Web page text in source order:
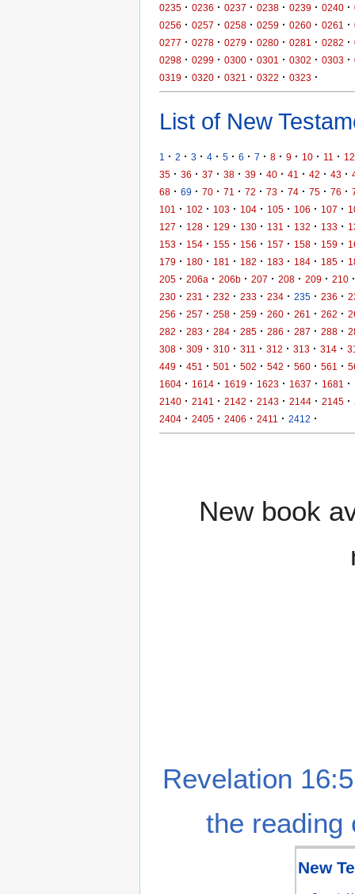
0235 · 0236 · 0237 · 0238 · 0239 · 0240 ·
0256 · 0257 · 0258 · 0259 · 0260 · 0261 ·
0277 · 0278 · 0279 · 0280 · 0281 · 0282 ·
0298 · 0299 · 0300 · 0301 · 0302 · 0303 ·
0319 · 0320 · 0321 · 0322 · 0323 ·
List of New
1 · 2 · 3 · 4 · 5 · 6 · 7 · 8 · 9 · 10 · 11 · 12
35 · 36 · 37 · 38 · 39 · 40 · 41 · 42 · 43 ·
68 · 69 · 70 · 71 · 72 · 73 · 74 · 75 · 76 ·
101
· 102 · 103 · 104 · 105 · 106 · 107 ·
127 · 128 · 129 · 130 · 131 · 132 · 133 ·
153 · 154 · 155 · 156 · 157 · 158 · 159 ·
179 · 180 · 181 · 182 · 183 · 184 · 185 ·
205 · 206a · 206b · 207 · 208 · 209 · 210 ·
230 · 231 · 232 · 233 · 234 · 235 · 236 ·
256 · 257 · 258 · 259 · 260 · 261 · 262 ·
282 · 283 · 284 · 285 · 286 · 287 · 288 ·
308 · 309 · 310 · 311 · 312 · 313 · 314 ·
449 · 451 · 501 · 502 · 542 · 560 · 561 ·
1604 · 1614 · 1619 · 1623 · 1637 · 1681 ·
2140 · 2141 · 2142 · 2143 · 2144 · 2145 ·
2404 · 2405 · 2406 · 2411 · 2412 ·
New book
Revelation
the reading
New